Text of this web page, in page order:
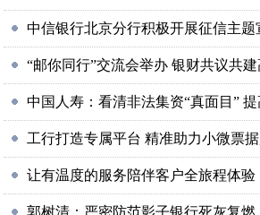
中信银行北京分行积极开展征信主题
“邮你同行”交流会举办 银财共议共
中国人寿：看清非法集资“真面目”
工行打造专属平台 精准助力小微票
让有温度的服务陪伴客户全旅程体验
郭树清：严密防范影子银行死灰复燃